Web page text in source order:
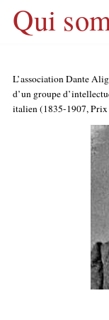
Qui
L’association Dante
d’un groupe
italien (1835-1907,